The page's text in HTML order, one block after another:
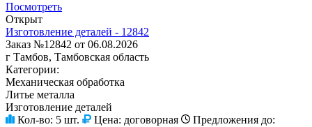
Посмотреть
Открыт
Изготовление деталей - 12842
Заказ №12842 от 06.08.2026
г Тамбов, Тамбовская область
Категории:
Механическая обработка
Литье металла
Изготовление деталей
Кол-во: 5 шт. Цена: договорная
Предложения до: